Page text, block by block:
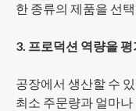
한 종류의 제품을 선
3. 프로덕션 역량을
공장에서 생산할 수
최소 주문량과 얼마